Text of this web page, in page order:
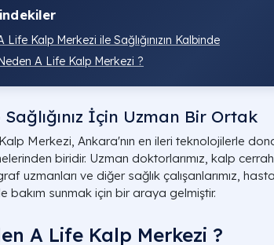
Life Kalp Merkezi ile Sağlığınızın Kalbinde
A Life Kalp Merkezi ?
İçin Uzman Bir Ortak
Merkezi, Ankara'nın en ileri teknolojilerle
biridir. Uzman doktorlarımız, kalp
uzmanları ve diğer sağlık çalışanlarımız,
bakım sunmak için bir araya gelmiştir.
A Life Kalp Merkezi ?